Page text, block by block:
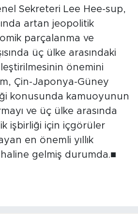
Sekreteri Lee Hee-sup,
artan jeopolitik
parçalanma ve
üç ülke arasındaki
önemini
Çin-Japonya-Güney
konusunda kamuoyunun
ve üç ülke arasında
işbirliği için içgörüler
en önemli yıllık
gelmiş durumda.■